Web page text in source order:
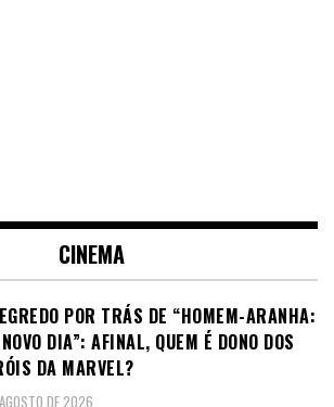
CINEMA
POR TRÁS DE “HOMEM-ARANHA:
DIA”: AFINAL, QUEM É DONO DOS
DA MARVEL?
DE 2026